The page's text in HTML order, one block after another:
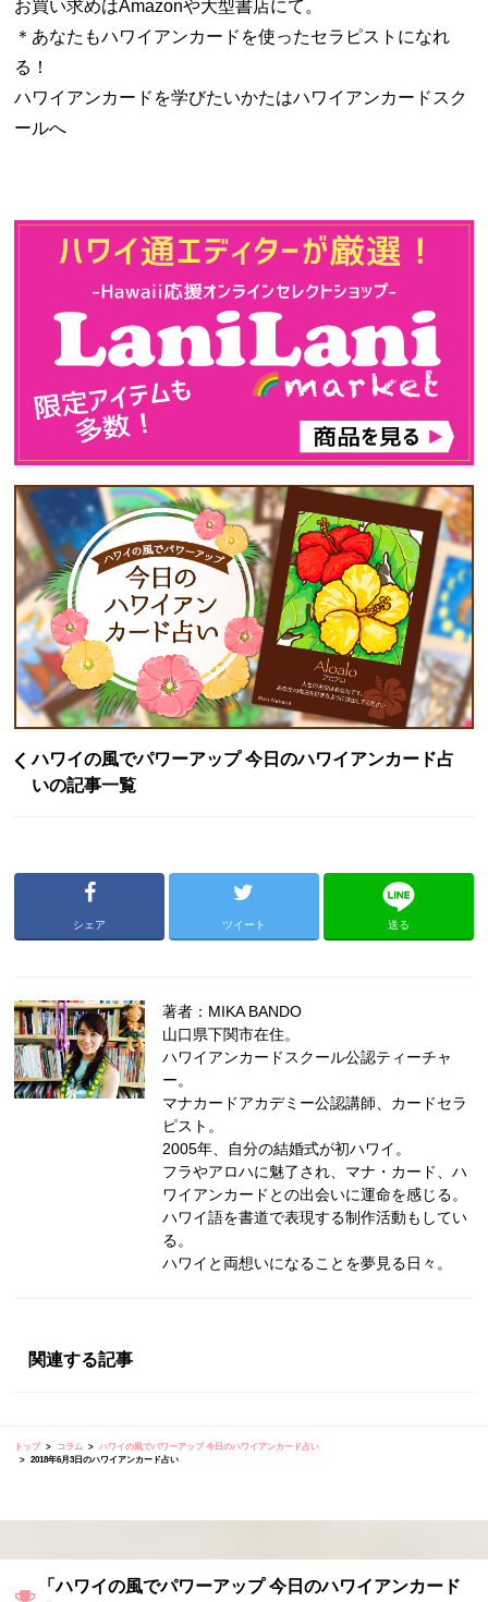
お買い求めはAmazonや大型書店にて。
＊あなたもハワイアンカードを使ったセラピストになれ
る！
ハワイアンカードを学びたいかたはハワイアンカードスク
ールへ
ハワイの風でパワーアップ 今日のハワイアンカード占
いの記事一覧
シェア ツイート 送る
著者：MIKA BANDO
山口県下関市在住。
ハワイアンカードスクール公認ティーチャ
ー。
マナカードアカデミー公認講師、カードセラ
ピスト。
2005年、自分の結婚式が初ハワイ。
フラやアロハに魅了され、マナ・カード、ハ
ワイアンカードとの出会いに運命を感じる。
ハワイ語を書道で表現する制作活動もしてい
る。
ハワイと両想いになることを夢見る日々。
関連する記事
トップ コラム
ハワイの風でパワーアップ 今日のハワイアンカード占い
2018年6月3日のハワイアンカード占い
「ハワイの風でパワーアップ 今日のハワイアンカード